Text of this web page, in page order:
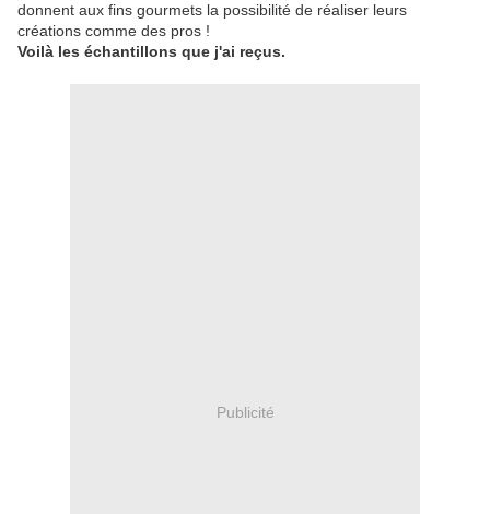
donnent aux fins gourmets la possibilité de réaliser leurs
créations comme des pros !
Voilà les échantillons que j'ai reçus.
Publicité